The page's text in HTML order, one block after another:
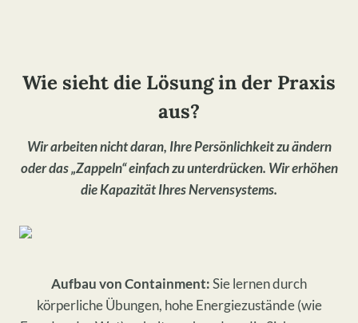
Wie sieht die Lösung in der Praxis
aus?
Wir arbeiten nicht daran, Ihre Persönlichkeit zu ändern
oder das „Zappeln“ einfach zu unterdrücken. Wir erhöhen
die Kapazität Ihres Nervensystems.
Aufbau von Containment:Sie lernen durch
körperliche Übungen, hohe Energiezustände (wie